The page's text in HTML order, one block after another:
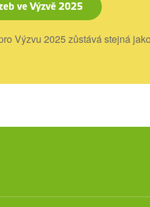
ve Výzvě 2025
Výzvu 2025 zůstává stejná